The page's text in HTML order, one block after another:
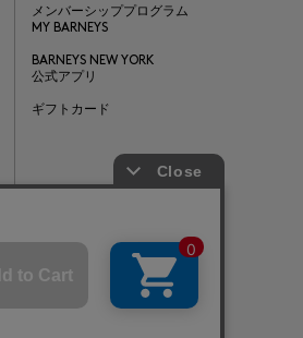
メンバーシッププログラム
MY BARNEYS
BARNEYS NEW YORK
公式アプリ
ギフトカード